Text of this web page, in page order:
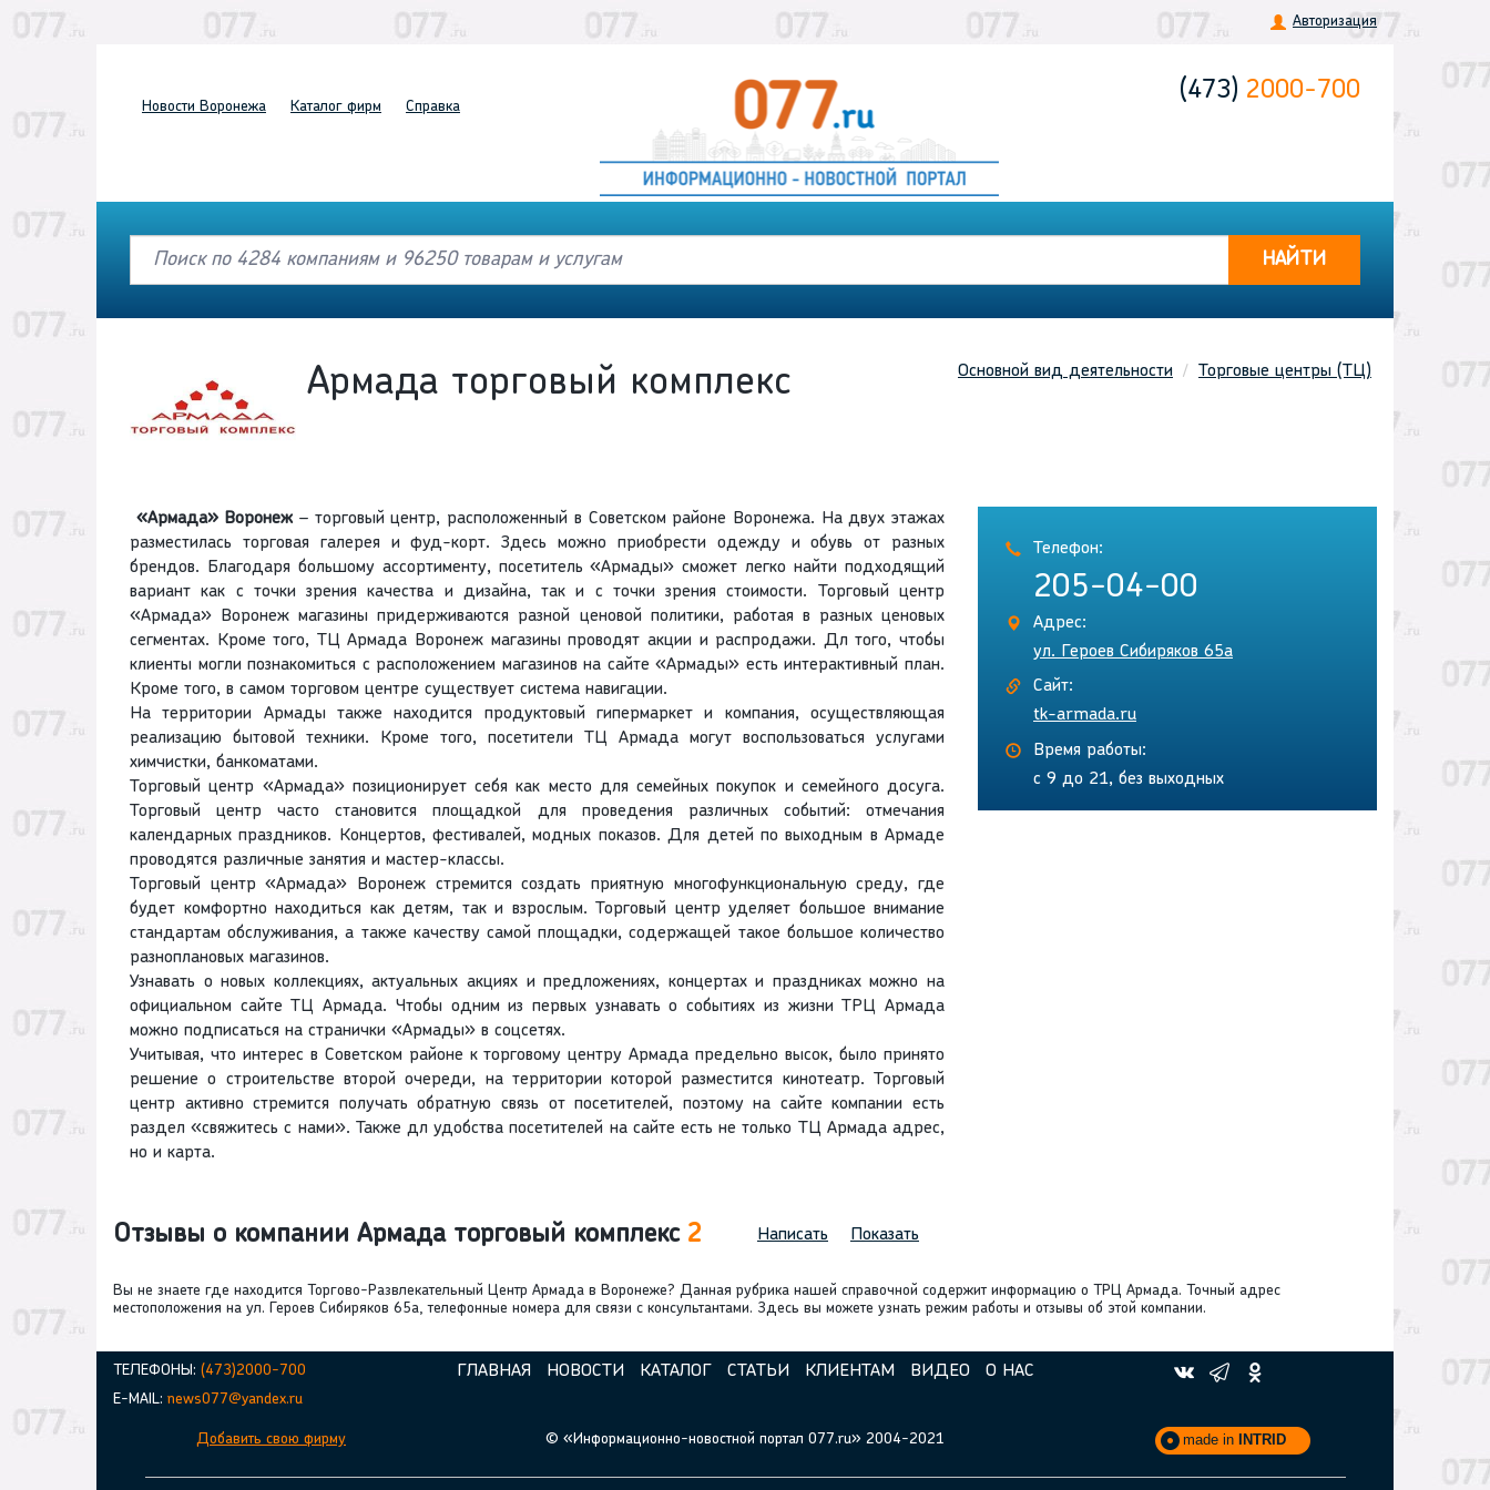
Авторизация
Новости Воронежа Каталог фирм Справка
(473) 2000-700
НАЙТИ
Основной вид деятельности Торговые центры (ТЦ)
Армада торговый комплекс
«Армада» Воронеж – торговый центр, расположенный в Советском районе Воронежа. На двух этажах
разместилась торговая галерея и фуд-корт. Здесь можно приобрести одежду и обувь от разных
брендов. Благодаря большому ассортименту, посетитель «Армады» сможет легко найти подходящий
вариант как с точки зрения качества и дизайна, так и с точки зрения стоимости. Торговый центр
«Армада» Воронеж магазины придерживаются разной ценовой политики, работая в разных ценовых
сегментах. Кроме того, ТЦ Армада Воронеж магазины проводят акции и распродажи. Дл того, чтобы
клиенты могли познакомиться с расположением магазинов на сайте «Армады» есть интерактивный план.
Кроме того, в самом торговом центре существует система навигации.
На территории Армады также находится продуктовый гипермаркет и компания, осуществляющая
реализацию бытовой техники. Кроме того, посетители ТЦ Армада могут воспользоваться услугами
химчистки, банкоматами.
Торговый центр «Армада» позиционирует себя как место для семейных покупок и семейного досуга.
Торговый центр часто становится площадкой для проведения различных событий: отмечания
календарных праздников. Концертов, фестивалей, модных показов. Для детей по выходным в Армаде
проводятся различные занятия и мастер-классы.
Торговый центр «Армада» Воронеж стремится создать приятную многофункциональную среду, где
будет комфортно находиться как детям, так и взрослым. Торговый центр уделяет большое внимание
стандартам обслуживания, а также качеству самой площадки, содержащей такое большое количество
разноплановых магазинов.
Узнавать о новых коллекциях, актуальных акциях и предложениях, концертах и праздниках можно на
официальном сайте ТЦ Армада. Чтобы одним из первых узнавать о событиях из жизни ТРЦ Армада
можно подписаться на странички «Армады» в соцсетях.
Учитывая, что интерес в Советском районе к торговому центру Армада предельно высок, было принято
решение о строительстве второй очереди, на территории которой разместится кинотеатр. Торговый
центр активно стремится получать обратную связь от посетителей, поэтому на сайте компании есть
раздел «свяжитесь с нами». Также дл удобства посетителей на сайте есть не только ТЦ Армада адрес,
но и карта.
Телефон:
205-04-00
Адрес:
ул. Героев Сибиряков 65а
Сайт:
tk-armada.ru
Время работы:
с 9 до 21, без выходных
Отзывы о компании Армада торговый комплекс 2 Написать Показать
Вы не знаете где находится Торгово-Развлекательный Центр Армада в Воронеже? Данная рубрика нашей справочной содержит информацию о ТРЦ Армада. Точный адрес
местоположения на ул. Героев Сибиряков 65а, телефонные номера для связи с консультантами. Здесь вы можете узнать режим работы и отзывы об этой компании.
ТЕЛЕФОНЫ: (473)2000-700
E-MAIL: news077@yandex.ru
Добавить свою фирму
ГЛАВНАЯ НОВОСТИ КАТАЛОГ СТАТЬИ КЛИЕНТАМ ВИДЕО О НАС
© «Информационно-новостной портал 077.ru» 2004-2021 made in INTRID